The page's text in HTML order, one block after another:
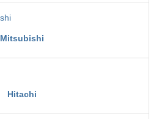
Mitsubishi
Hitachi